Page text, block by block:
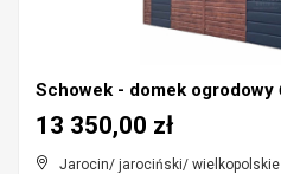
Jarocin/ jarociński/ wielkopolskie
13 350,00 zł